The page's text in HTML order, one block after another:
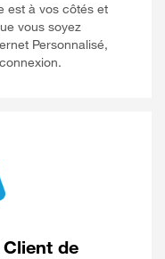
est à vos côtés et
vous soyez
Personnalisé,
de